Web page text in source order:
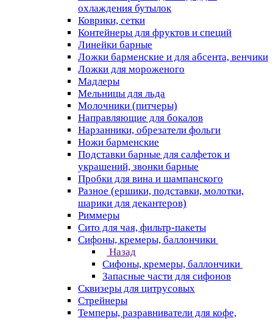
охлаждения бутылок
Коврики, сетки
Контейнеры для фруктов и специй
Линейки барные
Ложки барменские и для абсента, венчики
Ложки для мороженого
Мадлеры
Мельницы для льда
Молочники (питчеры)
Направляющие для бокалов
Нарзанники, обрезатели фольги
Ножи барменские
Подставки барные для салфеток и
украшений, звонки барные
Пробки для вина и шампанского
Разное (ершики, подставки, молотки,
шарики для декантеров)
Риммеры
Сито для чая, фильтр-пакеты
Сифоны, кремеры, баллончики
Назад
Сифоны, кремеры, баллончики
Запасные части для сифонов
Сквизеры для цитрусовых
Стрейнеры
Темперы, разравниватели для кофе,